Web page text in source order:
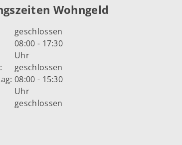
Wohngeld
geschlossen
08:00 - 17:30
Uhr
geschlossen
08:00 - 15:30
Uhr
geschlossen